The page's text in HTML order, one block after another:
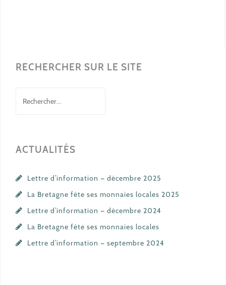
RECHERCHER SUR LE SITE
ACTUALITÉS
Lettre d’information — décembre 2025
La Bretagne fête ses monnaies locales 2025
Lettre d’information — décembre 2024
La Bretagne fête ses monnaies locales
Lettre d’information — septembre 2024